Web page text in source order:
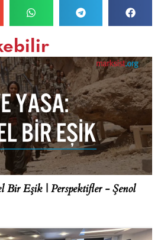
Bir Eşik | Perspektifler - Şenol